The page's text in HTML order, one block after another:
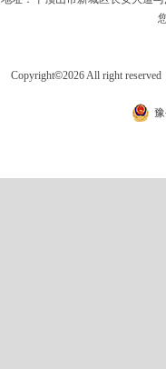
Copyright©2026 All right